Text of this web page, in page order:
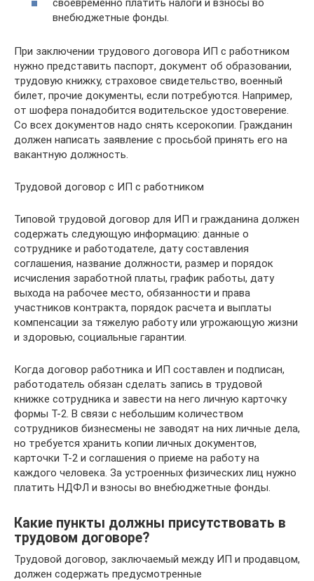
своевременно платить налоги и взносы во
внебюджетные фонды.
При заключении трудового договора ИП с работником
нужно представить паспорт, документ об образовании,
трудовую книжку, страховое свидетельство, военный
билет, прочие документы, если потребуются. Например,
от шофера понадобится водительское удостоверение.
Со всех документов надо снять ксерокопии. Гражданин
должен написать заявление с просьбой принять его на
вакантную должность.
Трудовой договор с ИП с работником
Типовой трудовой договор для ИП и гражданина должен
содержать следующую информацию: данные о
сотруднике и работодателе, дату составления
соглашения, название должности, размер и порядок
исчисления заработной платы, график работы, дату
выхода на рабочее место, обязанности и права
участников контракта, порядок расчета и выплаты
компенсации за тяжелую работу или угрожающую жизни
и здоровью, социальные гарантии.
Когда договор работника и ИП составлен и подписан,
работодатель обязан сделать запись в трудовой
книжке сотрудника и завести на него личную карточку
формы Т-2. В связи с небольшим количеством
сотрудников бизнесмены не заводят на них личные дела,
но требуется хранить копии личных документов,
карточки Т-2 и соглашения о приеме на работу на
каждого человека. За устроенных физических лиц нужно
платить НДФЛ и взносы во внебюджетные фонды.
Какие пункты должны присутствовать в
трудовом договоре?
Трудовой договор, заключаемый между ИП и продавцом,
должен содержать предусмотренные